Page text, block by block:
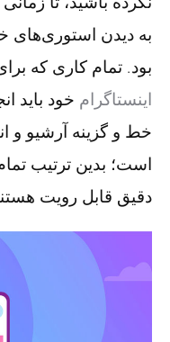
بود. تمام کاری که
اینستاگرام خود باید
خط و گزینه آرشیو و
است؛ بدین ترتیب
دقیق قابل رویت